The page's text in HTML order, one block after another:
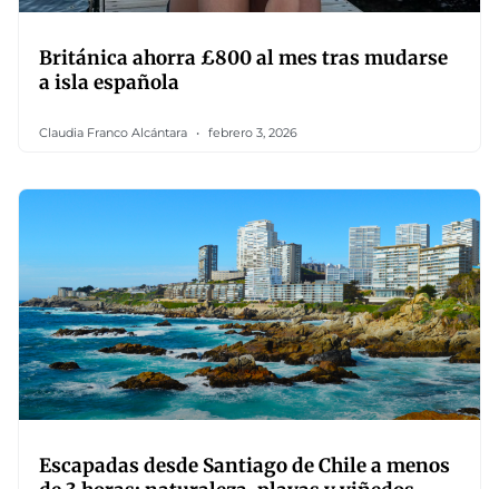
Británica ahorra £800 al mes tras mudarse
a isla española
Claudia Franco Alcántara febrero 3, 2026
Escapadas desde Santiago de Chile a menos